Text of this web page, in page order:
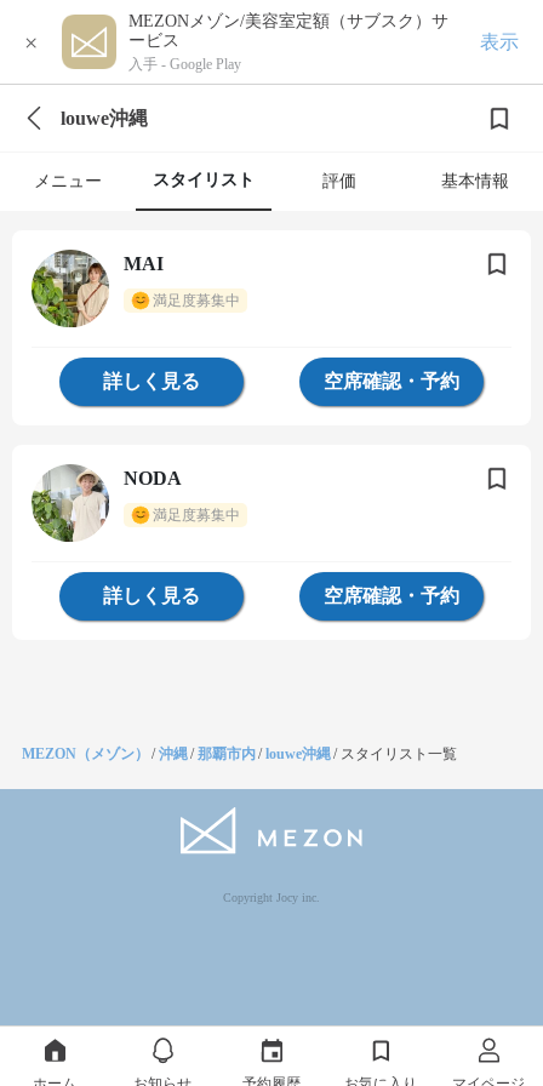
×
MEZONメゾン/美容室定額（サブスク）サ
ービス
入手 - Google Play
表示
louwe沖縄
メニュー スタイリスト 評価 基本情報
MAI
満足度募集中
詳しく見る 空席確認・予約
NODA
満足度募集中
詳しく見る 空席確認・予約
MEZON（メゾン） /沖縄/那覇市内/louwe沖縄/ スタイリスト一覧
Copyright Jocy inc.